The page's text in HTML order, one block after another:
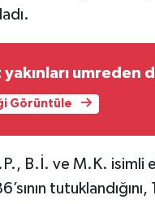
umreden
Görüntüle
B.İ. ve M.K. isimli